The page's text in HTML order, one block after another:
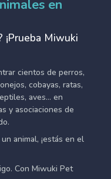
en
¡Prueba Miwuki
cientos de perros,
cobayas, ratas,
aves... en
y asociaciones de
animal, ¡estás en el
Con Miwuki Pet